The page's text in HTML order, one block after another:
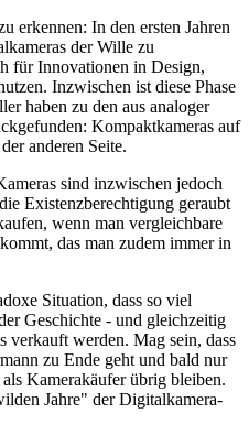
erkennen: In den ersten Jahren
der Wille zu
für Innovationen in Design,
Inzwischen ist diese Phase
haben zu den aus analoger
Kompaktkameras auf
anderen Seite.
sind inzwischen jedoch
Existenzberechtigung geraubt
wenn man vergleichbare
das man zudem immer in
Situation, dass so viel
Geschichte - und gleichzeitig
werden. Mag sein, dass
zu Ende geht und bald nur
Kamerakäufer übrig bleiben.
Jahre" der Digitalkamera-